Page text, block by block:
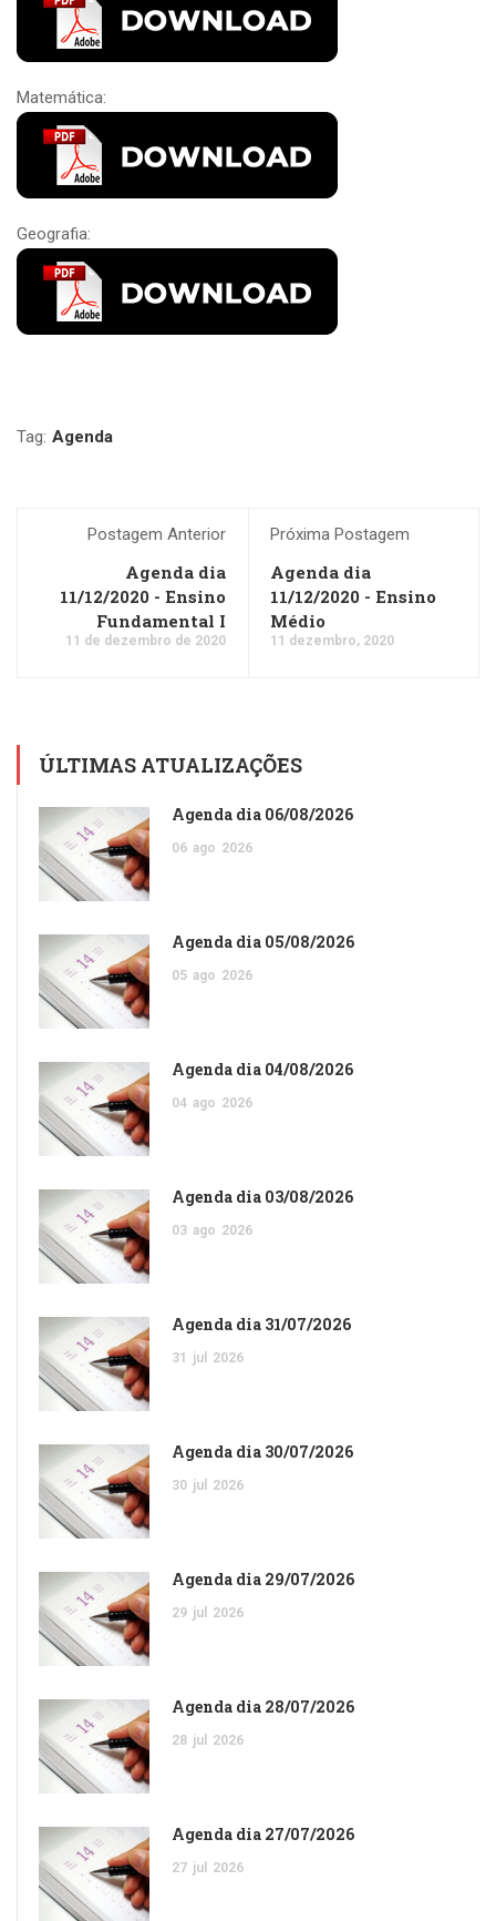
Matemática:
Geografia:
Tag: Agenda
Postagem Anterior
Agenda dia
11/12/2020 - Ensino
Fundamental I
11 de dezembro de 2020
Próxima Postagem
Agenda dia
11/12/2020 - Ensino
Médio
11 dezembro, 2020
ÚLTIMAS ATUALIZAÇÕES
Agenda dia 06/08/2026
06 ago 2026
Agenda dia 05/08/2026
05 ago 2026
Agenda dia 04/08/2026
04 ago 2026
Agenda dia 03/08/2026
03 ago 2026
Agenda dia 31/07/2026
31 jul 2026
Agenda dia 30/07/2026
30 jul 2026
Agenda dia 29/07/2026
29 jul 2026
Agenda dia 28/07/2026
28 jul 2026
Agenda dia 27/07/2026
27 jul 2026